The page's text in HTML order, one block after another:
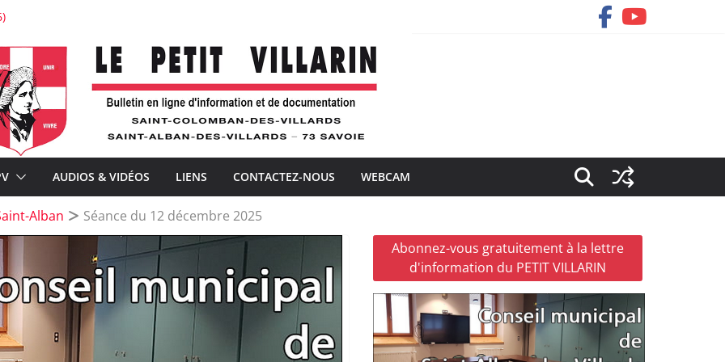
: « Je voudrais la voir belle ! »
avec À la Croisée des chemins
de la téléphonie mobile et la distribution postale
AUDIOS & VIDÉOS LIENS CONTACTEZ-NOUS WEBCAM
Alban Séance du 12 décembre 2025
Abonnez-vous gratuitement à la lettre
d'information du PETIT VILLARIN